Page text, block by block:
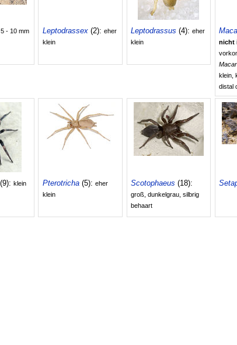
5 - 10 mm Leptodrassex(2): eher
klein
Leptodrassus (4): eher
klein
nicht
klein,
distal
(9):klein
Pterotricha(5): eher
klein
Scotophaeus (18):
groß, dunkelgrau, silbrig
behaart